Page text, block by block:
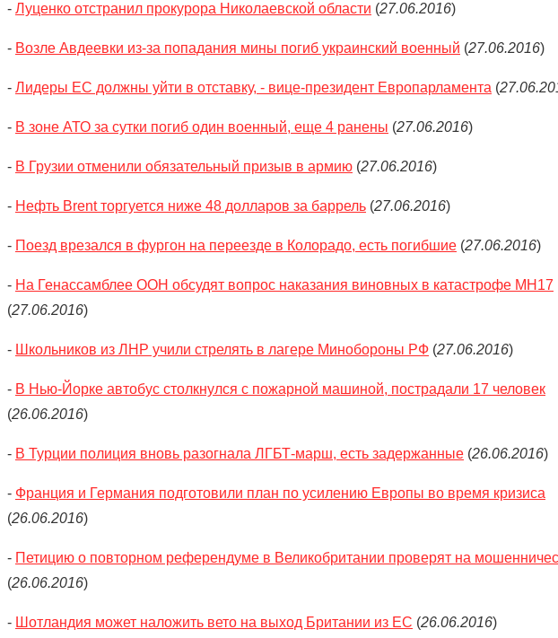
- Луценко отстранил прокурора Николаевской области (27.06.2016)
- Возле Авдеевки из-за попадания мины погиб украинский военный (27.06.2016)
- Лидеры ЕС должны уйти в отставку, - вице-президент Европарламента (
- В зоне АТО за сутки погиб один военный, еще 4 ранены (27.06.2016)
- В Грузии отменили обязательный призыв в армию (27.06.2016)
- Нефть Brent торгуется ниже 48 долларов за баррель (27.06.2016)
- Поезд врезался в фургон на переезде в Колорадо, есть погибшие (27.06.2016)
- На Генассамблее ООН обсудят вопрос наказания виновных в катастрофе МН17
(27.06.2016)
- Школьников из ЛНР учили стрелять в лагере Минобороны РФ (27.06.2016)
- В Нью-Йорке автобус столкнулся с пожарной машиной, пострадали 17 человек
(26.06.2016)
- В Турции полиция вновь разогнала ЛГБТ-марш, есть задержанные (26.06.2016)
- Франция и Германия подготовили план по усилению Европы во время кризиса
(26.06.2016)
- Петицию о повторном референдуме в Великобритании проверят на
(26.06.2016)
- Шотландия может наложить вето на выход Британии из ЕС (26.06.2016)